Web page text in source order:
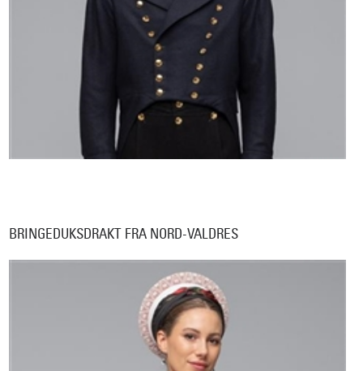
BRINGEDUKSDRAKT FRA NORD-VALDRES